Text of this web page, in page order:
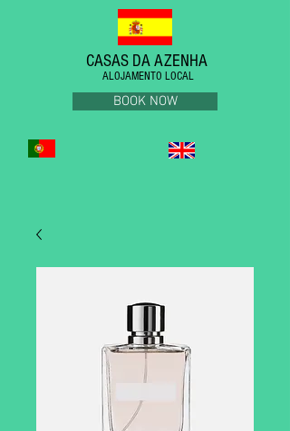
CASAS DA AZENHA
ALOJAMENTO LOCAL
BOOK NOW